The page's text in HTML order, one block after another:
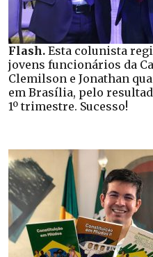
Flash. Esta colunista
jovens funcionários da
Clemilson e Jonathan
em Brasília, pelo
1º trimestre. Sucesso!